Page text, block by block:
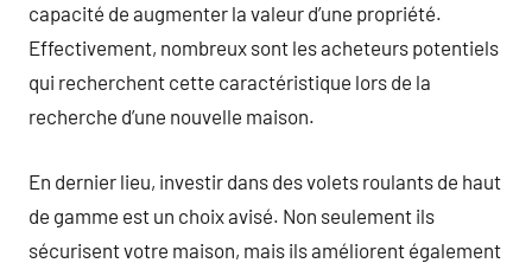
capacité de augmenter la valeur d’une propriété.
Effectivement, nombreux sont les acheteurs potentiels
qui recherchent cette caractéristique lors de la
recherche d’une nouvelle maison.
En dernier lieu, investir dans des volets roulants de haut
de gamme est un choix avisé. Non seulement ils
sécurisent votre maison, mais ils améliorent également